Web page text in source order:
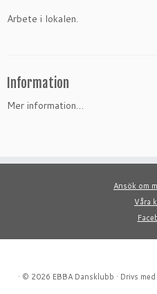
Arbete i lokalen.
Information
Mer information…
Ansök om
Våra
· © 2026 EBBA Dansklubb · Drivs med